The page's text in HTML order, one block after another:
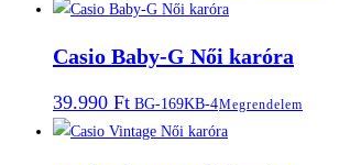
Casio Baby-G Női karóra
39.990 Ft BG-169KB-4Megrendelem